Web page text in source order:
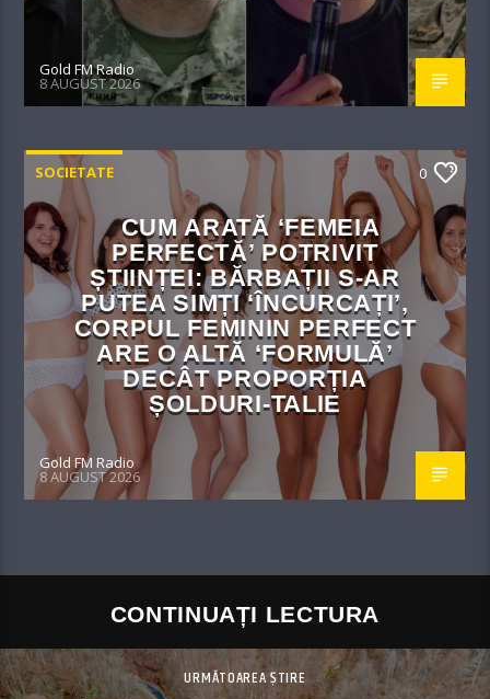
Gold FM Radio
8 AUGUST 2026
SOCIETATE 0
CUM ARATĂ ‘FEMEIA
PERFECTĂ’ POTRIVIT
ȘTIINȚEI: BĂRBAȚII S-AR
PUTEA SIMȚI ‘ÎNCURCAȚI’,
CORPUL FEMININ PERFECT
ARE O ALTĂ ‘FORMULĂ’
DECÂT PROPORȚIA
ȘOLDURI-TALIE
Gold FM Radio
8 AUGUST 2026
CONTINUAȚI LECTURA
URMĂTOAREA ȘTIRE